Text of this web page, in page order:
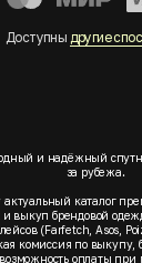
Доступны другие
и надёжный
за рубежа.
каталог
и выкуп брендовой
(Farfetch, Asos,
комиссия по выкупу,
оплаты при